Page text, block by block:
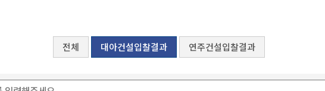
전체 대아건설입찰결과 연주건설입찰결과